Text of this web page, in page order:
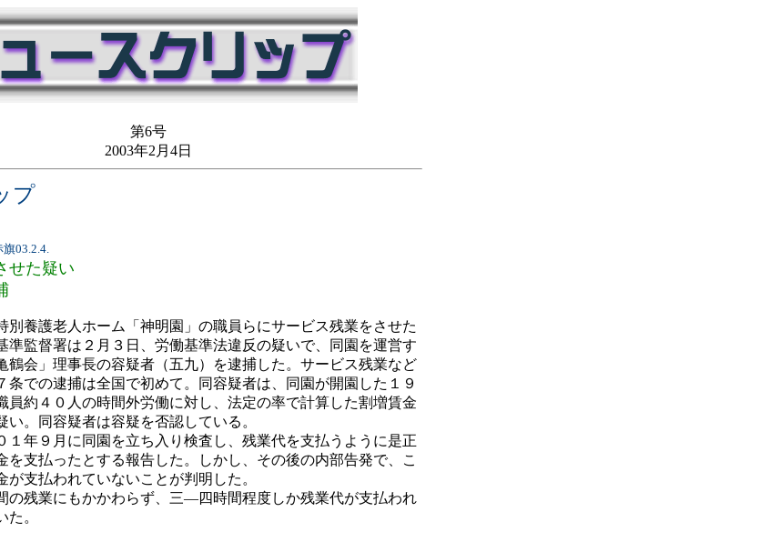
第6号
2003年2月4日
プ
旗03.2.4.
せた疑い
養護老人ホーム「神明園」の職員らにサービス残業をさせた
準監督署は２月３日、労働基準法違反の疑いで、同園を運営す
鶴会」理事長の容疑者（五九）を逮捕した。サービス残業など
条での逮捕は全国で初めて。同容疑者は、同園が開園した１９
員約４０人の時間外労働に対し、法定の率で計算した割増賃金
い。同容疑者は容疑を否認している。
年９月に同園を立ち入り検査し、残業代を支払うように是正
を支払ったとする報告した。しかし、その後の内部告発で、こ
が支払われていないことが判明した。
の残業にもかかわらず、三―四時間程度しか残業代が支払われ
。